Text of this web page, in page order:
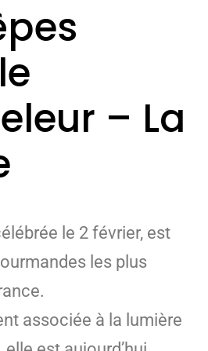
– La
le 2 février, est
les plus
associée à la lumière